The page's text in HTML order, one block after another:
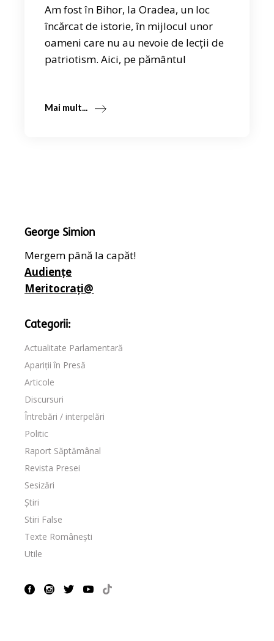
Am fost în Bihor, la Oradea, un loc
încărcat de istorie, în mijlocul unor
oameni care nu au nevoie de lecții de
patriotism. Aici, pe pământul
Mai mult...
George Simion
Mergem până la capăt!
Audiențe
Meritocrați@
Categorii:
Actualitate Parlamentară
Apariții în Presă
Articole
Discursuri
Întrebări / interpelări
Politic
Raport Săptămânal
Revista Presei
Sesizări
Știri
Stiri False
Texte Românești
Utile